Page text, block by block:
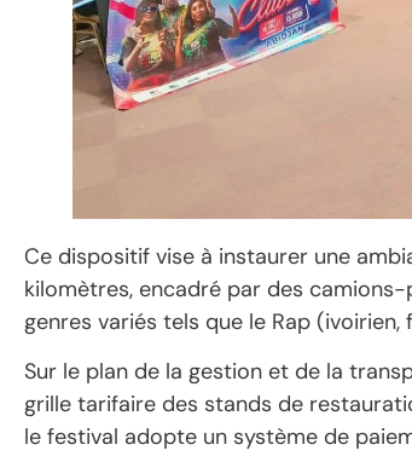
Ce dispositif vise à instaurer une
kilomètres, encadré par des
genres variés tels que le Rap (ivoirien,
Sur le plan de la gestion et de la
grille tarifaire des stands de
le festival adopte un système de